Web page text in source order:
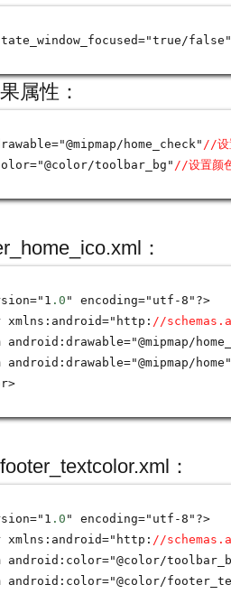
="true/false"
属性：
="@mipmap/ home_check" //设
="@color/toolbar_bg" //设置颜
：
="1 .0 " encoding="utf -8" ?>
xmlns : android="http : //
android : drawable="@mipmap/
android : drawable="@mipmap/
>
：
="1 .0 " encoding="utf -8" ?>
xmlns : android="http : //
android : color="@color/
android : color="@color/